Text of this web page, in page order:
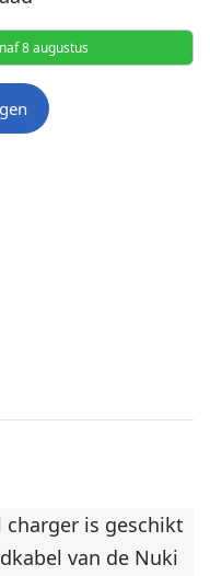
8 augustus
charger is geschikt
van de Nuki